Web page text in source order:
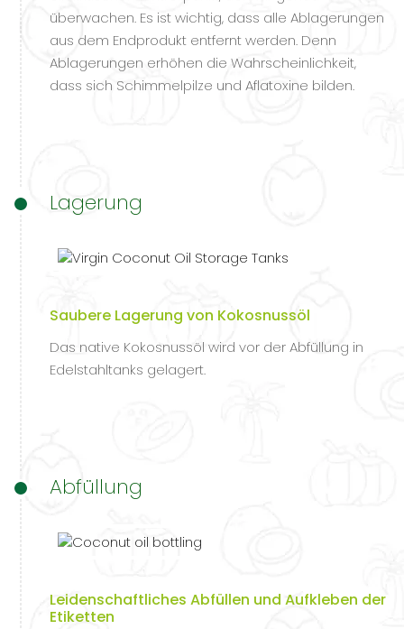
überwachen. Es ist wichtig, dass alle Ablagerungen
aus dem Endprodukt entfernt werden. Denn
Ablagerungen erhöhen die Wahrscheinlichkeit,
dass sich Schimmelpilze und Aflatoxine bilden.
Lagerung
Saubere Lagerung von Kokosnussöl
Das native Kokosnussöl wird vor der Abfüllung in
Edelstahltanks gelagert.
Abfüllung
Leidenschaftliches Abfüllen und Aufkleben der
Etiketten